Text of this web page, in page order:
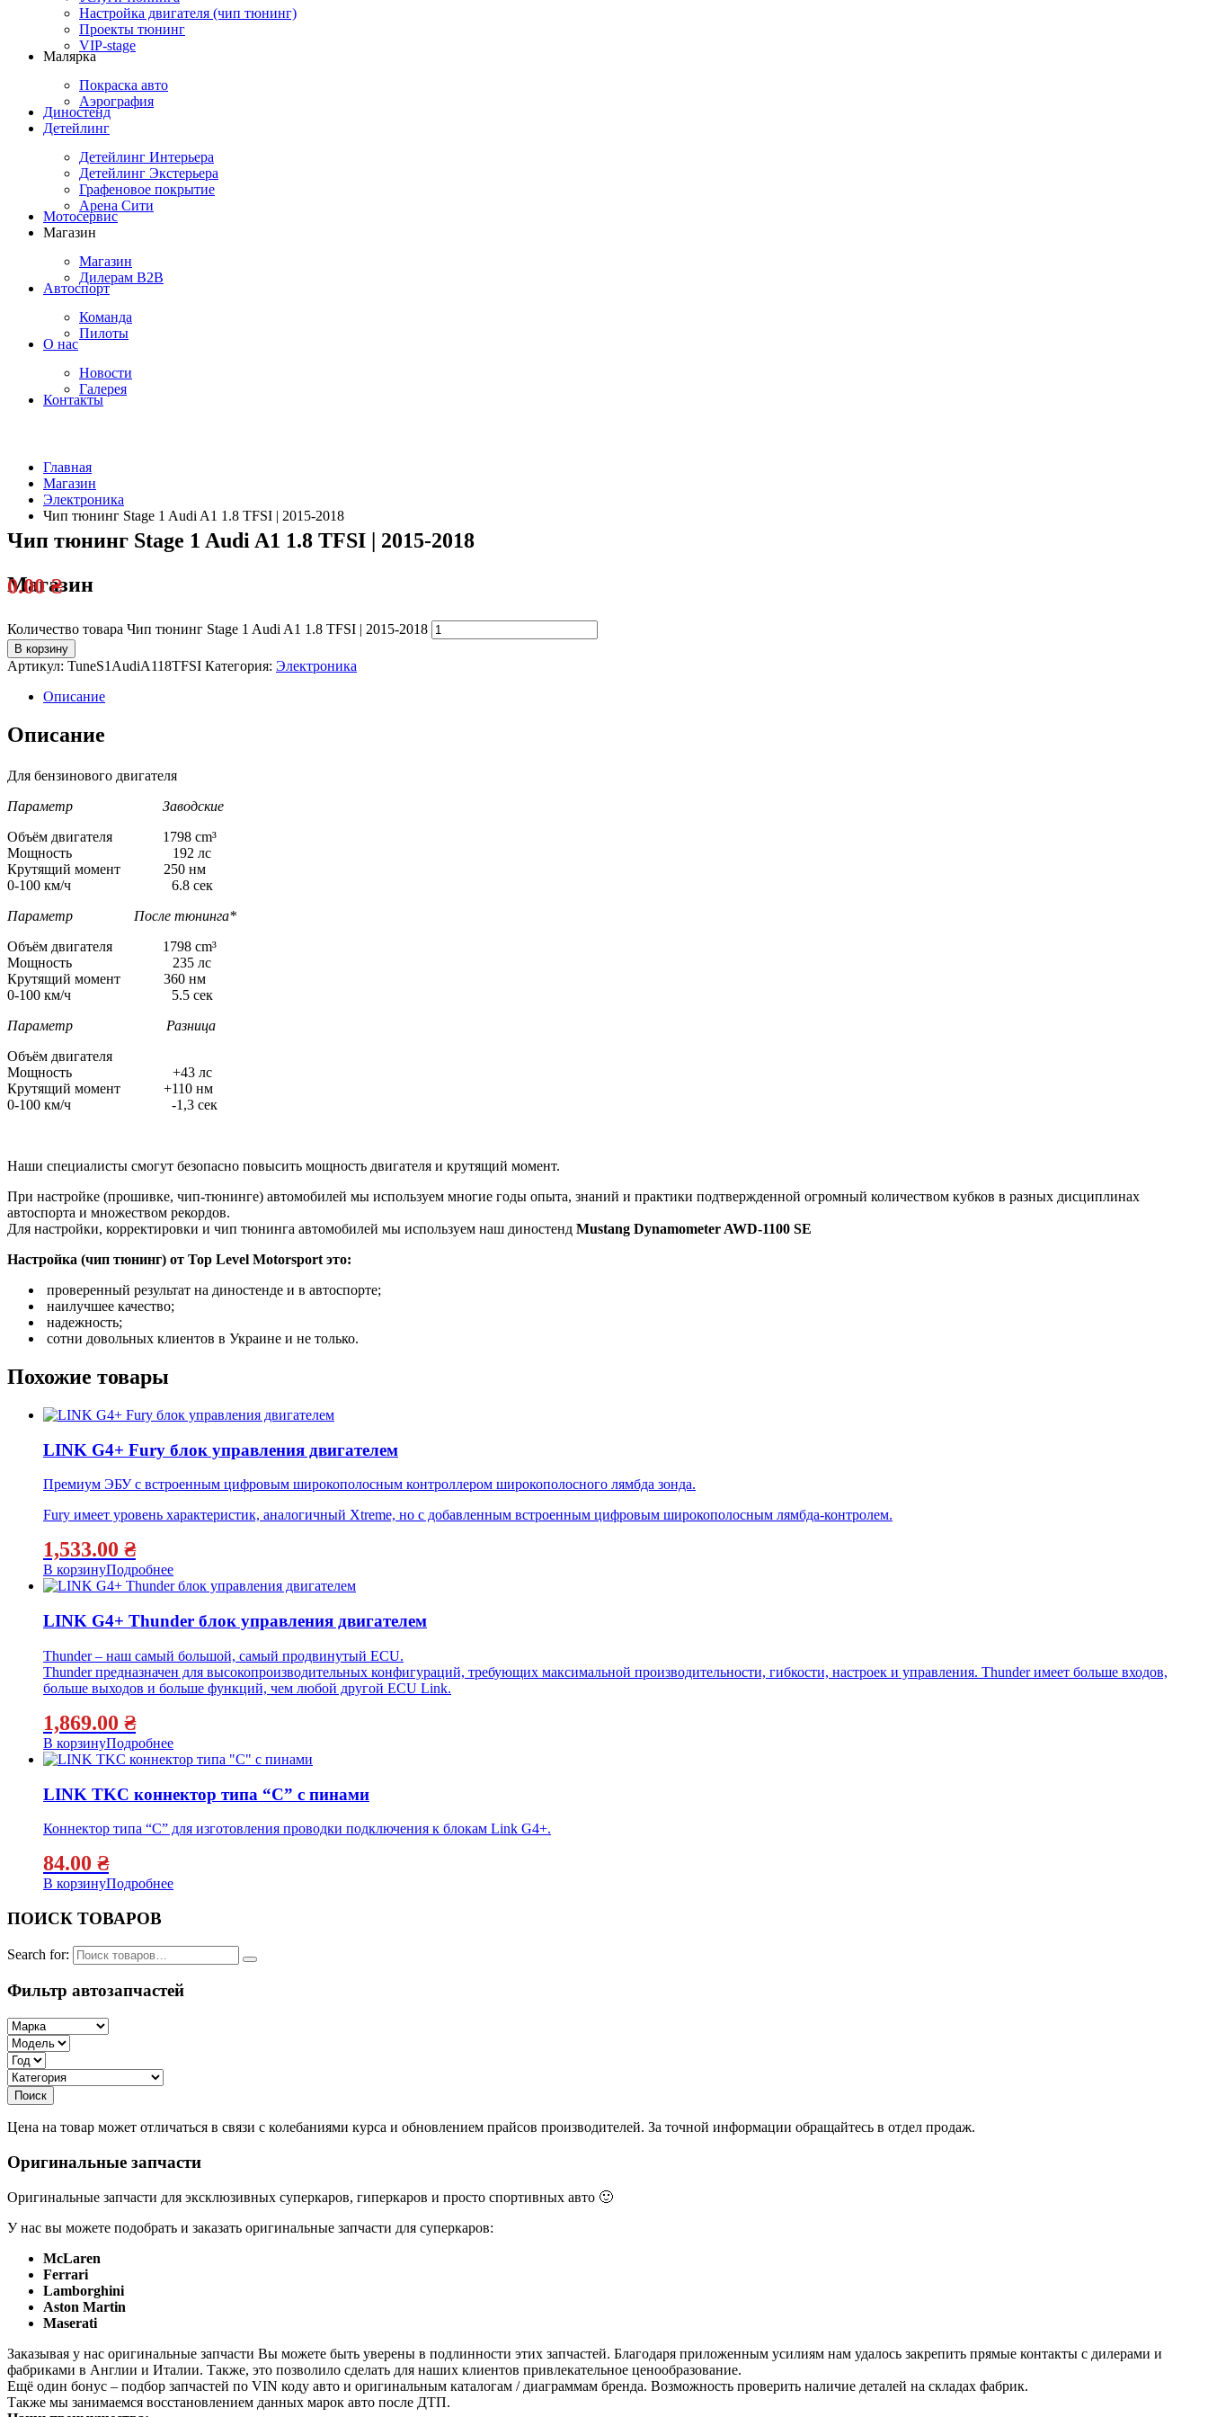
Настройка двигателя (чип тюнинг)
Проекты тюнинг
VIP-stage
Малярка
Покраска авто
Аэрография
Диностенд
Детейлинг
Детейлинг Интерьера
Детейлинг Экстерьера
Графеновое покрытие
Арена Сити
Мотосервис
Магазин
Магазин
Дилерам B2B
Автоспорт
Команда
Пилоты
О нас
Новости
Галерея
Контакты
Главная
Магазин
Электроника
Чип тюнинг Stage 1 Audi A1 1.8 TFSI | 2015-2018
Магазин
Чип тюнинг Stage 1 Audi A1 1.8 TFSI | 2015-2018
0.00₴
Количество товара Чип тюнинг Stage 1 Audi A1 1.8 TFSI | 2015-2018
В корзину
Артикул: TuneS1AudiA118TFSI Категория: Электроника
Описание
Описание
Для бензинового двигателя
Параметр Заводские
Объём двигателя 1798 cm³
Мощность 192 лс
Крутящий момент 250 нм
0-100 км/ч 6.8 сек
Параметр После тюнинга*
Объём двигателя 1798 cm³
Мощность 235 лс
Крутящий момент 360 нм
0-100 км/ч 5.5 сек
Параметр Разница
Объём двигателя
Мощность +43 лс
Крутящий момент +110 нм
0-100 км/ч -1,3 сек
Наши специалисты смогут безопасно повысить мощность двигателя и крутящий момент.
При настройке (прошивке, чип-тюнинге) автомобилей мы используем многие годы опыта, знаний и практики подтвержденной огромный количеством кубков в разных дисциплинах
автоспорта и множеством рекордов.
Для настройки, корректировки и чип тюнинга автомобилей мы используем наш диностенд Mustang Dynamometer AWD-1100 SE
Настройка (чип тюнинг) от Top Level Motorsport это:
проверенный результат на диностенде и в автоспорте;
наилучшее качество;
надежность;
сотни довольных клиентов в Украине и не только.
Похожие товары
LINK G4+ Fury блок управления двигателем
Премиум ЭБУ с встроенным цифровым широкополосным контроллером широкополосного лямбда зонда.
Fury имеет уровень характеристик, аналогичный Xtreme, но с добавленным встроенным цифровым широкополосным лямбда-контролем.
1,533.00 ₴
В корзинуПодробнее
LINK G4+ Thunder блок управления двигателем
Thunder – наш самый большой, самый продвинутый ECU.
Thunder предназначен для высокопроизводительных конфигураций, требующих максимальной производительности, гибкости, настроек и управления. Thunder имеет больше входов,
больше выходов и больше функций, чем любой другой ECU Link.
1,869.00 ₴
В корзинуПодробнее
LINK TKC коннектор типа “C” с пинами
Коннектор типа “C” для изготовления проводки подключения к блокам Link G4+.
84.00 ₴
В корзинуПодробнее
ПОИСК ТОВАРОВ
Search for:
Фильтр автозапчастей
Цена на товар может отличаться в связи с колебаниями курса и обновлением прайсов производителей. За точной информации обращайтесь в отдел продаж.
Оригинальные запчасти
Оригинальные запчасти для эксклюзивных суперкаров, гиперкаров и просто спортивных авто 🙂
У нас вы можете подобрать и заказать оригинальные запчасти для суперкаров:
McLaren
Ferrari
Lamborghini
Aston Martin
Maserati
Заказывая у нас оригинальные запчасти Вы можете быть уверены в подлинности этих запчастей. Благодаря приложенным усилиям нам удалось закрепить прямые контакты с дилерами и
фабриками в Англии и Италии. Также, это позволило сделать для наших клиентов привлекательное ценообразование.
Ещё один бонус – подбор запчастей по VIN коду авто и оригинальным каталогам / диаграммам бренда. Возможность проверить наличие деталей на складах фабрик.
Также мы занимаемся восстановлением данных марок авто после ДТП.